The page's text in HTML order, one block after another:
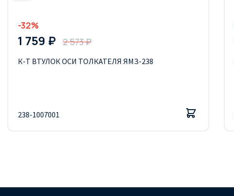
-32%
1 759 ₽ 2 573 ₽
К-Т ВТУЛОК ОСИ ТОЛКАТЕЛЯ ЯМЗ-238
238-1007001